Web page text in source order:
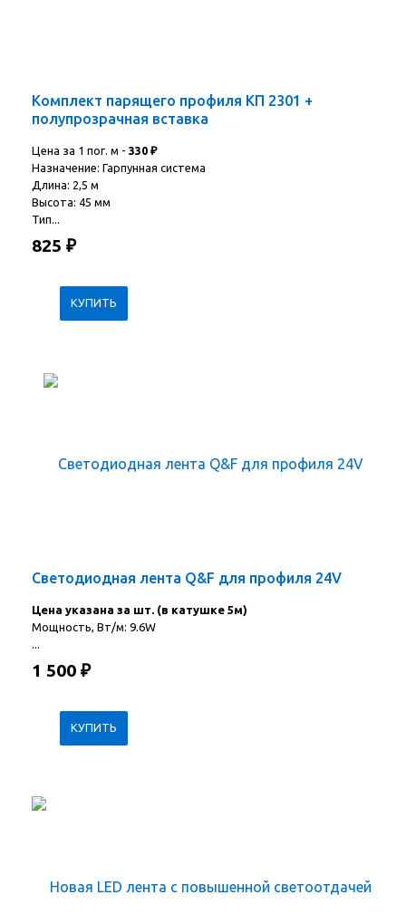
Комплект парящего профиля КП 2301 +
полупрозрачная вставка
Цена за 1 пог. м - 330 ₽
Назначение: Гарпунная система
Длина: 2,5 м
Высота: 45 мм
Тип...
825 ₽
Светодиодная лента Q&F для профиля 24V
Цена указана за шт. (в катушке 5м)
Мощность, Вт/м: 9.6W
...
1 500 ₽